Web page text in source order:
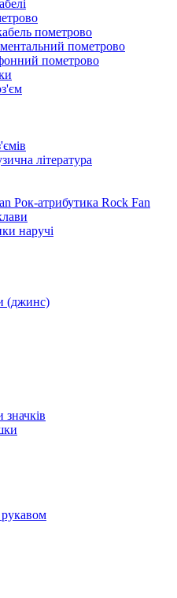
пометрово
пометрово
пометрово
література
Рок-атрибутика Rock Fan
наручі
(джинс)